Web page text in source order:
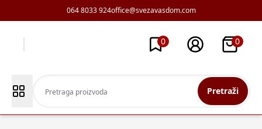
064 8033 924office@svezavasdom.com
0 0
Pretraži